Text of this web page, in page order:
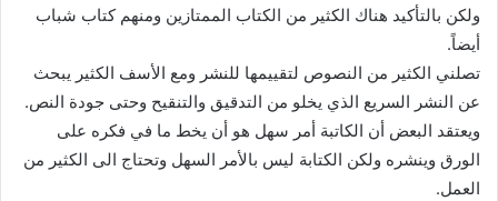
ولكن بالتأكيد هناك الكثير من الكتاب الممتازين ومنهم كتاب شباب
أيضاً.
تصلني الكثير من النصوص لتقييمها للنشر ومع الأسف الكثير يبحث
عن النشر السريع الذي يخلو من التدقيق والتنقيح وحتى جودة النص.
ويعتقد البعض أن الكاتبة أمر سهل هو أن يخط ما في فكره على
الورق وينشره ولكن الكتابة ليس بالأمر السهل وتحتاج الى الكثير من
العمل.